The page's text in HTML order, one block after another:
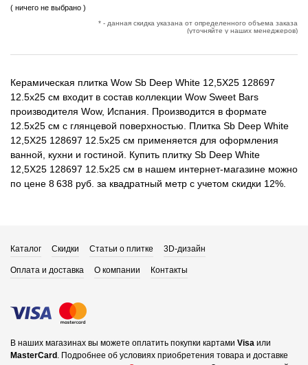
( ничего не выбрано )
* - данная скидка указана от определенного объема заказа
(уточняйте у наших менеджеров)
Керамическая плитка Wow Sb Deep White 12,5X25 128697
12.5x25 см входит в состав коллекции Wow Sweet Bars
производителя Wow, Испания. Производится в формате
12.5x25 см с глянцевой поверхностью. Плитка Sb Deep White
12,5X25 128697 12.5x25 см применяется для оформления
ванной, кухни и гостиной. Купить плитку Sb Deep White
12,5X25 128697 12.5x25 см в нашем интернет-магазине можно
по цене 8 638 руб. за квадратный метр с учетом скидки 12%.
Каталог Скидки Статьи о плитке 3D-дизайн
Оплата и доставка О компании Контакты
В наших магазинах вы можете оплатить покупки картами Visa или
MasterCard . Подробнее об условиях приобретения товара и доставке